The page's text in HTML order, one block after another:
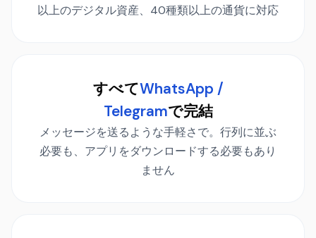
以上のデジタル資産、40種類以上の通貨に対応
すべてWhatsApp /
Telegramで完結
メッセージを送るような手軽さで。行列に並ぶ
必要も、アプリをダウンロードする必要もあり
ません